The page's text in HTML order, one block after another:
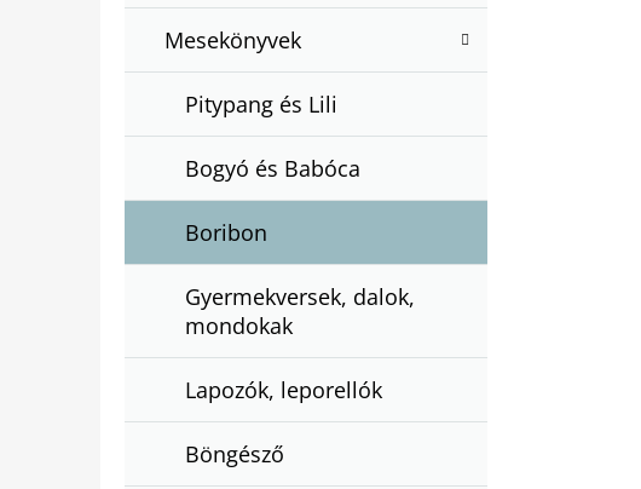
Mesekönyvek
Pitypang és Lili
Bogyó és Babóca
Boribon
Gyermekversek, dalok,
mondokak
Lapozók, leporellók
Böngésző